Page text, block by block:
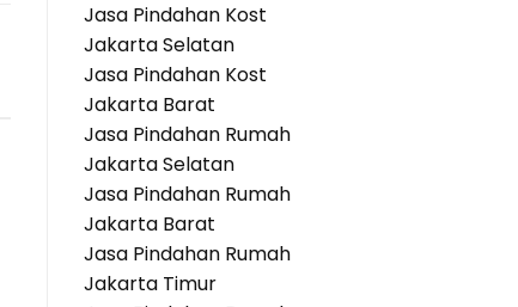
Jasa Pindahan Kost
Jakarta Selatan
Jasa Pindahan Kost
Jakarta Barat
Jasa Pindahan Rumah
Jakarta Selatan
Jasa Pindahan Rumah
Jakarta Barat
Jasa Pindahan Rumah
Jakarta Timur